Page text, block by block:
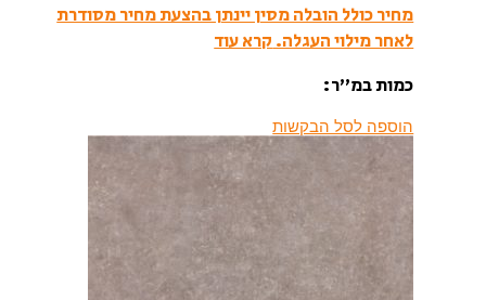
מחיר כולל הובלה מסין יינתן בהצעת מחיר מסודרת
לאחר מילוי העגלה. קרא עוד
כמות במ”ר:
הוספה לסל הבקשות